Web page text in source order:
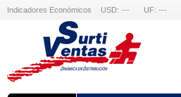
Indicadores Económicos USD: --- UF: ---